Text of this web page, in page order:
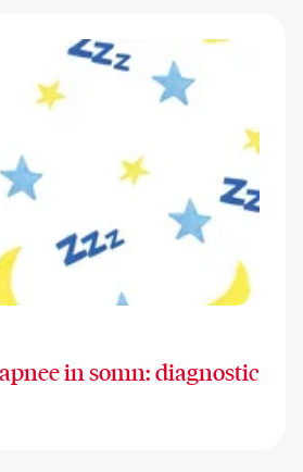
in somn: diagnostic